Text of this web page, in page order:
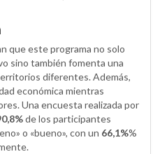
que este programa no solo
sino también fomenta una
diferentes. Además,
económica mientras
Una encuesta realizada por
de los participantes
o «bueno», con un 66,1%%